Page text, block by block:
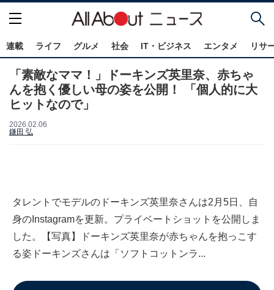
連載 ライフ グルメ 社会 IT・ビジネス エンタメ リサ
「素敵なママ！」ドーキンズ英里奈、赤ちゃ
んを抱く優しい母の姿を公開！ 「個人的に大
ヒットなので」
2026.02.06
鎌田 弘
タレントでモデルのドーキンズ英里奈さんは2月5日、自
身のInstagramを更新。プライベートショットを公開しま
した。【写真】ドーキンズ英里奈が赤ちゃんを抱っこす
る姿ドーキンズさんは「ソフトコットンラ...